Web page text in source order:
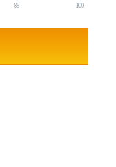
85 100